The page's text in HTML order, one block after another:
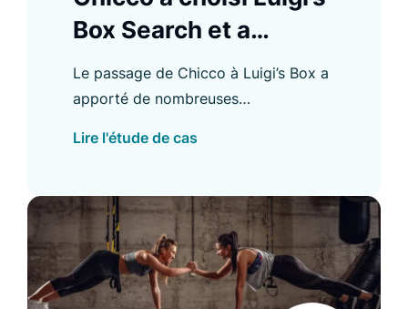
Box Search et a
amélioré l’expérience
d’achat
Le passage de Chicco à Luigi’s Box a
apporté de nombreuses
augmentation du CTR d’Autocomplete
Lire l'étude de cas